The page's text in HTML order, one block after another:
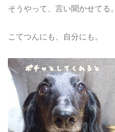
そうやって、言い聞かせてる。
こてつんにも、自分にも。